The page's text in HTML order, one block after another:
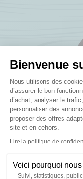
Bienvenue
Plateforme
Nous utilisons des
d’assurer le bon
d’achat, analyser le
personnaliser des
proposer des offres
site et en dehors.
Lire la politique de
Voici pourquoi
Suivi, statistiques,
NOELLA D, suite à une